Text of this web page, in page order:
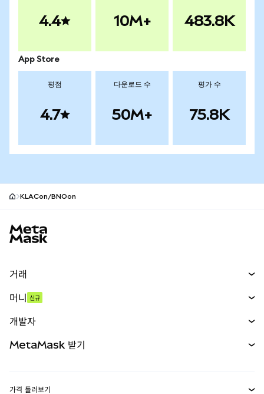
4.4 10M+ 483.8K
App Store
평점
4.7
다운로드 수
50M+
평가 수
75.8K
KLACon/BNOon
거래
무기한 선물
실물자산
머니 신규
개발자
MetaMask 받기
가격 둘러보기